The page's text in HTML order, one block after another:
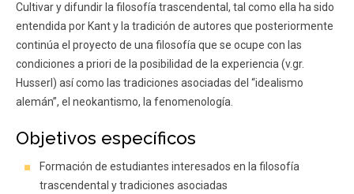
Cultivar y difundir la filosofía trascendental, tal como ella ha sido
entendida por Kant y la tradición de autores que posteriormente
continúa el proyecto de una filosofía que se ocupe con las
condiciones a priori de la posibilidad de la experiencia (v.gr.
Husserl) así como las tradiciones asociadas del “idealismo
alemán”, el neokantismo, la fenomenología.
Objetivos específicos
Formación de estudiantes interesados en la filosofía
trascendental y tradiciones asociadas